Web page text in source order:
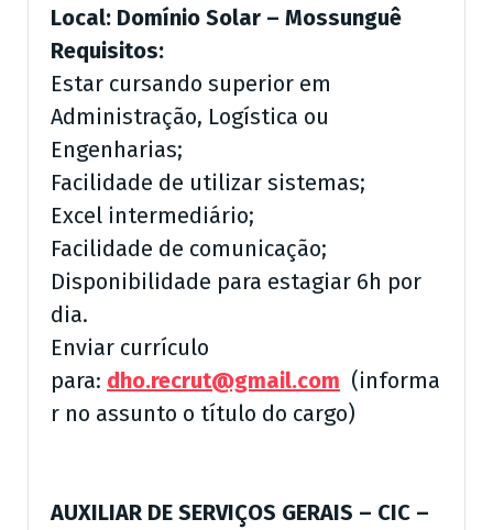
Local: Domínio Solar – Mossunguê
Requisitos:
Estar cursando superior em
Administração, Logística ou
Engenharias;
Facilidade de utilizar sistemas;
Excel intermediário;
Facilidade de comunicação;
Disponibilidade para estagiar 6h por
dia.
Enviar currículo
para: dho.recrut@gmail.com (informa
r no assunto o título do cargo)
AUXILIAR DE SERVIÇOS GERAIS – CIC –